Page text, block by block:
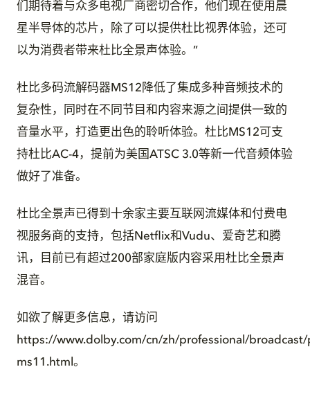
们期待着与众多电视厂商密切合作，他们现在使用晨
星半导体的芯片，除了可以提供杜比视界体验，还可
以为消费者带来杜比全景声体验。”
杜比多码流解码器MS12降低了集成多种音频技术的
复杂性，同时在不同节目和内容来源之间提供一致的
音量水平，打造更出色的聆听体验。杜比MS12可支
持杜比AC-4，提前为美国ATSC 3.0等新一代音频体验
做好了准备。
杜比全景声已得到十余家主要互联网流媒体和付费电
视服务商的支持，包括Netflix和Vudu、爱奇艺和腾
讯，目前已有超过200部家庭版内容采用杜比全景声
混音。
如欲了解更多信息，请访问
https://www.dolby.com/cn/zh/professional/
ms11.html。